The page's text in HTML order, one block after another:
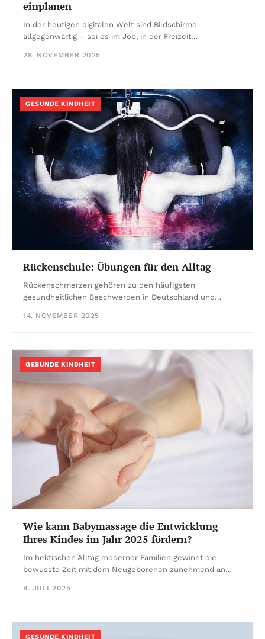
einplanen
In der heutigen digitalen Welt sind Bildschirme
allgegenwärtig – sei es im Job, in der Freizeit…
28. NOVEMBER 2025
GESUNDE KINDHEIT
Rückenschule: Übungen für den Alltag
Rückenschmerzen gehören zu den häufigsten
gesundheitlichen Beschwerden in Deutschland und…
14. NOVEMBER 2025
GESUNDE KINDHEIT
Wie kann Babymassage die Entwicklung
Ihres Kindes im Jahr 2025 fördern?
Im hektischen Alltag moderner Familien gewinnt die
bewusste Zeit mit dem Neugeborenen zunehmend an…
9. JULI 2025
GESUNDE KINDHEIT